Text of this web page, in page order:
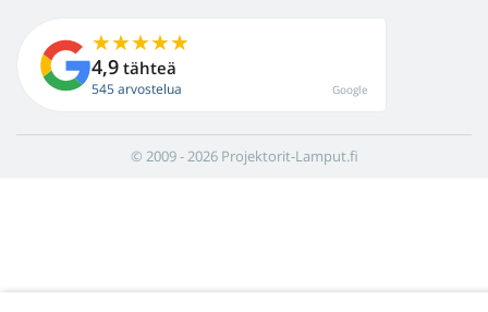
4,9 tähteä
545 arvostelua Google
© 2009 - 2026 Projektorit-Lamput.fi